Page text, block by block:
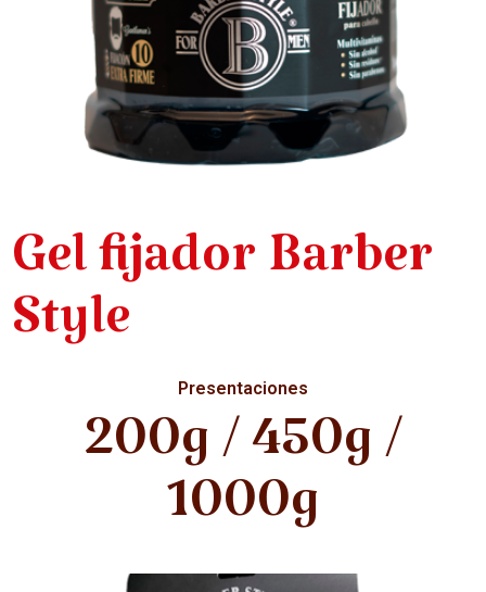
Gel fijador Barber
Style
Presentaciones
200g / 450g /
1000g